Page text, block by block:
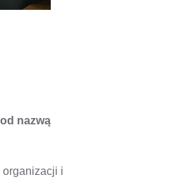
nazwą
organizacji i